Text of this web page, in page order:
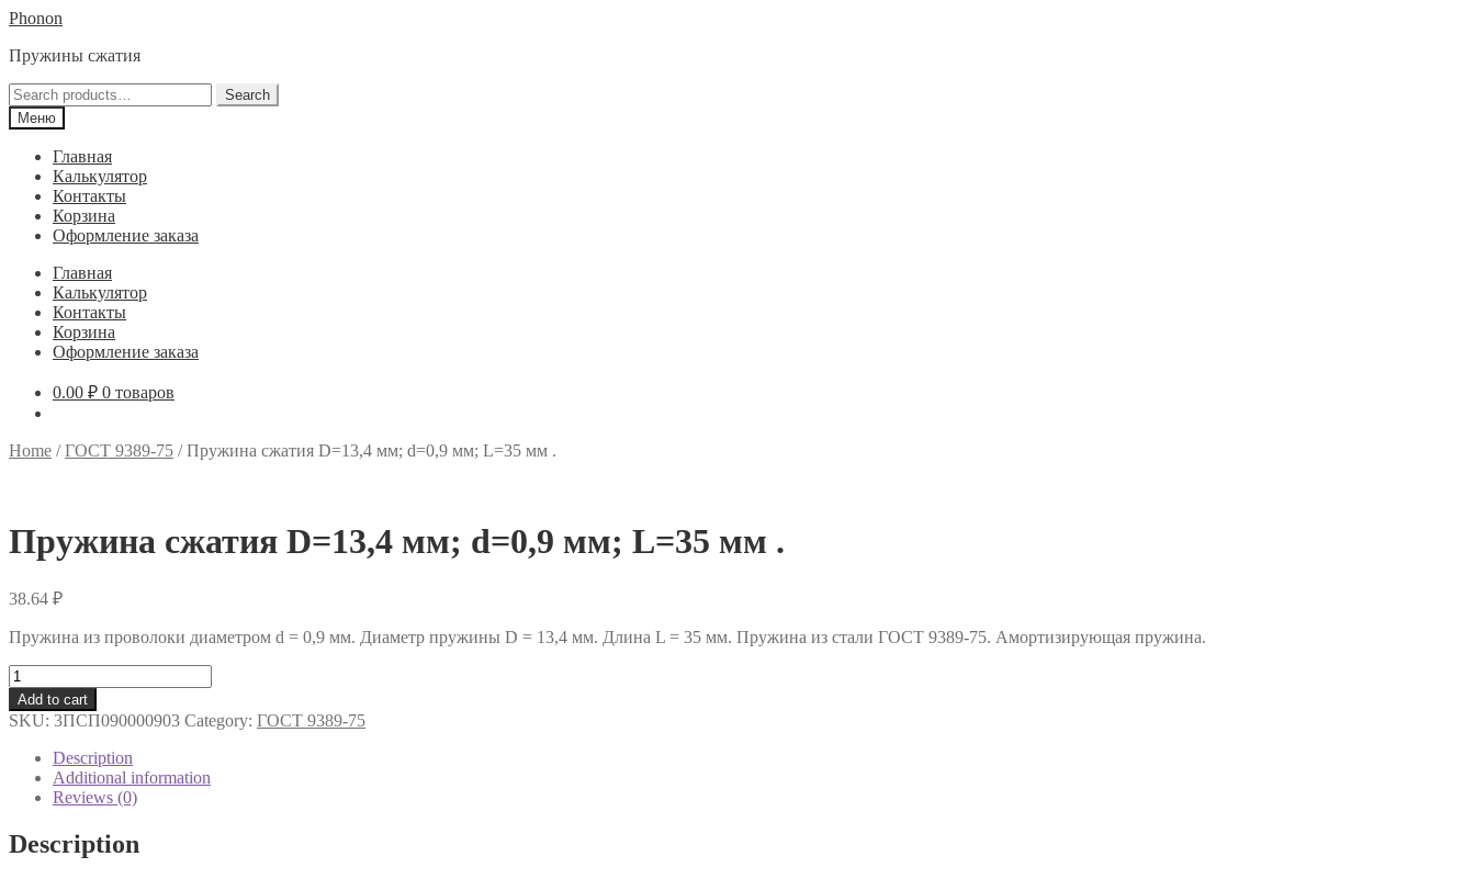
Перейти
навигации
Перейти
содержимому
Phonon
Пружины сжатия
Search
for:
Search
Меню
Главная
Калькулятор
Контакты
Корзина
Оформление заказа
Главная
Калькулятор
Контакты
Корзина
Оформление заказа
0.00 ₽ 0 товаров
Home /ГОСТ 9389-75 /Пружина сжатия D=13,4 мм; d=0,9 мм; L=35 мм .
Пружина сжатия D=13,4 мм; d=0,9 мм; L=35 мм .
38.64 ₽
Пружина из проволоки диаметром d = 0,9 мм. Диаметр пружины D = 13,4 мм. Длина L = 35 мм. Пружина из стали ГОСТ 9389-75. Амортизирующая пружина.
Пружина
сжатия
D=13,4
мм;
d=0,9
L=35
.
quantity
Add to cart
SKU: 3ПСП090000903 Category: ГОСТ 9389-75
Description
Additional information
Reviews (0)
Description